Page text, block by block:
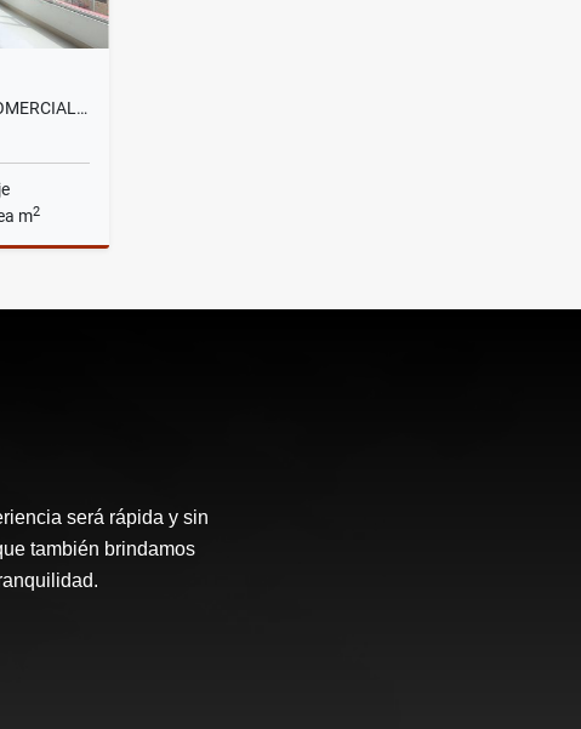
LA VEINTIMILLA, LOCAL COMERCIAL DUPLEX EN RENTA, 120M2, OPORTUNIDAD
m2
será rápida y sin
también brindamos